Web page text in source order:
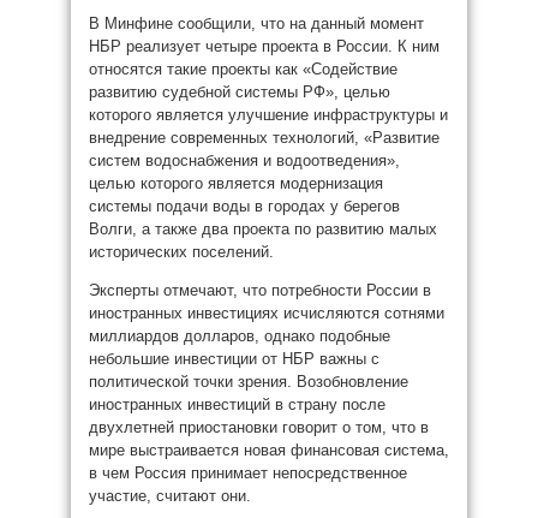
В Минфине сообщили, что на данный момент
НБР реализует четыре проекта в России. К ним
относятся такие проекты как «Содействие
развитию судебной системы РФ», целью
которого является улучшение инфраструктуры и
внедрение современных технологий, «Развитие
систем водоснабжения и водоотведения»,
целью которого является модернизация
системы подачи воды в городах у берегов
Волги, а также два проекта по развитию малых
исторических поселений.
Эксперты отмечают, что потребности России в
иностранных инвестициях исчисляются сотнями
миллиардов долларов, однако подобные
небольшие инвестиции от НБР важны с
политической точки зрения. Возобновление
иностранных инвестиций в страну после
двухлетней приостановки говорит о том, что в
мире выстраивается новая финансовая система,
в чем Россия принимает непосредственное
участие, считают они.